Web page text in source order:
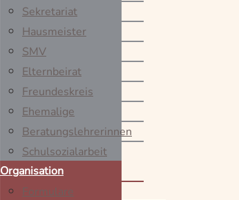
Sekretariat
Hausmeister
SMV
Elternbeirat
Freundeskreis
Ehemalige
Beratungslehrerinnen
Schulsozialarbeit
Organisation
Formulare